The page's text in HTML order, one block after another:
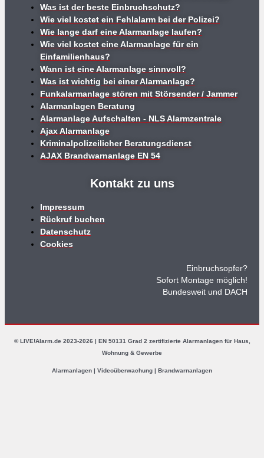
Was ist der beste Einbruchschutz?
Wie viel kostet ein Fehlalarm bei der Polizei?
Wie lange darf eine Alarmanlage laufen?
Wie viel kostet eine Alarmanlage für ein
Einfamilienhaus?
Wann ist eine Alarmanlage sinnvoll?
Was ist wichtig bei einer Alarmanlage?
Funkalarmanlage stören mit Störsender / Jammer
Alarmanlagen Beratung
Alarmanlage Aufschalten - NLS Alarmzentrale
Ajax Alarmanlage
Kriminalpolizeilicher Beratungsdienst
AJAX Brandwarnanlage EN 54
Kontakt zu uns
Impressum
Rückruf buchen
Datenschutz
Cookies
Einbruchsopfer?
Sofort Montage möglich!
Bundesweit und DACH
© LIVE!Alarm.de 2023-2026 | EN 50131 Grad 2 zertifizierte Alarmanlagen für Haus,
Wohnung & Gewerbe
Alarmanlagen | Videoüberwachung | Brandwarnanlagen